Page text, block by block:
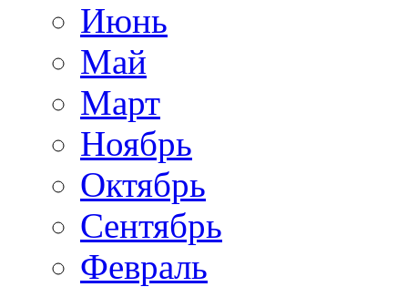
Июнь
Май
Март
Ноябрь
Октябрь
Сентябрь
Февраль